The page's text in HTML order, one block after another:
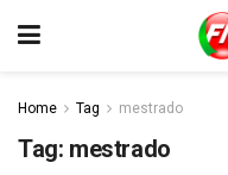
Home Tag mestrado
Tag: mestrado